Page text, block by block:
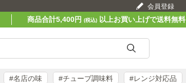
会員登録
商品合計5,400円 (税込)以上お買い上げで送料無料
#名店の味 #チューブ調味料 #レンジ対応品